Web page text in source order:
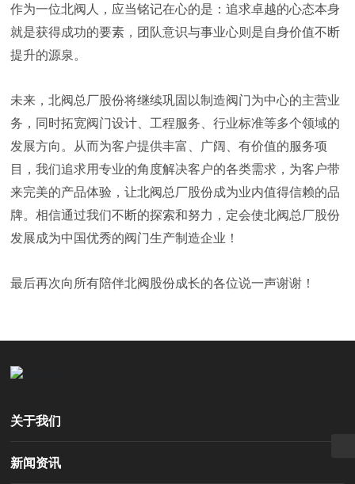
作为一位北阀人，应当铭记在心的是：追求卓越的心态本身
就是获得成功的要素，团队意识与事业心则是自身价值不断
提升的源泉。
未来，北阀总厂股份将继续巩固以制造阀门为中心的主营业
务，同时拓宽阀门设计、工程服务、行业标准等多个领域的
发展方向。从而为客户提供丰富、广阔、有价值的服务项
目，我们追求用专业的角度解决客户的各类需求，为客户带
来完美的产品体验，让北阀总厂股份成为业内值得信赖的品
牌。相信通过我们不断的探索和努力，定会使北阀总厂股份
发展成为中国优秀的阀门生产制造企业！
最后再次向所有陪伴北阀股份成长的各位说一声谢谢！
关于我们
新闻资讯